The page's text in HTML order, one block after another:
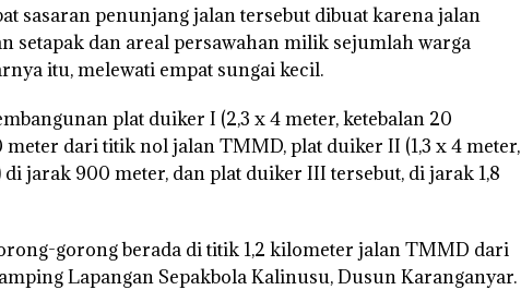
sasaran penunjang jalan tersebut dibuat karena jalan
setapak dan areal persawahan milik sejumlah warga
itu, melewati empat sungai kecil.
plat duiker I (2,3 x 4 meter, ketebalan 20
meter dari titik nol jalan TMMD, plat duiker II (1,3 x 4 meter,
jarak 900 meter, dan plat duiker III tersebut, di jarak 1,8
gorong berada di titik 1,2 kilometer jalan TMMD dari
Lapangan Sepakbola Kalinusu, Dusun Karanganyar.